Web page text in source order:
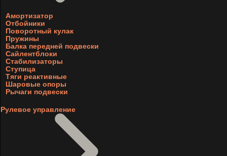
Амортизатор
Отбойники
Поворотный кулак
Пружины
Балка передней подвески
Сайлентблоки
Стабилизаторы
Ступица
Тяги реактивные
Шаровые опоры
Рычаги подвески
Рулевое управление